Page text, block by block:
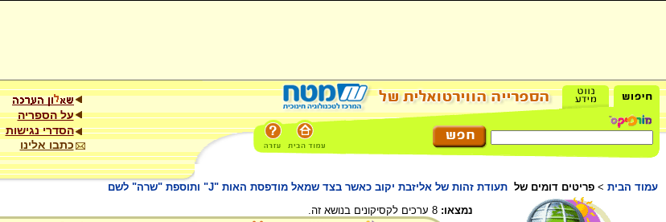
על הספריה
הסדרי נגישות
כתבו אלינו
עמוד הבית > פריטים דומים של תעודת זהות של אליזבת יקוב כאשר בצד שמאל מודפסת האות "J" ותוספת "שרה" לשם
נמצאו: